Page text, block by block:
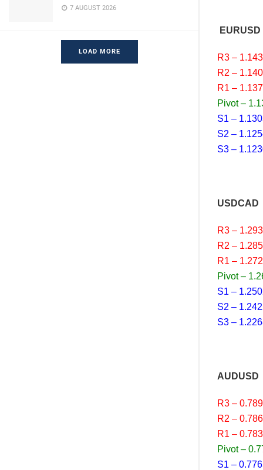
7 AUGUST 2026
LOAD MORE
EURUSD
R3 –
R2 –
R1 –
Pivot –
S1 –
S2 –
S3 –
USDCAD
R3 –
R2 –
R1 –
Pivot –
S1 –
S2 –
S3 –
AUDUSD
R3 –
R2 –
R1 –
Pivot –
S1 –